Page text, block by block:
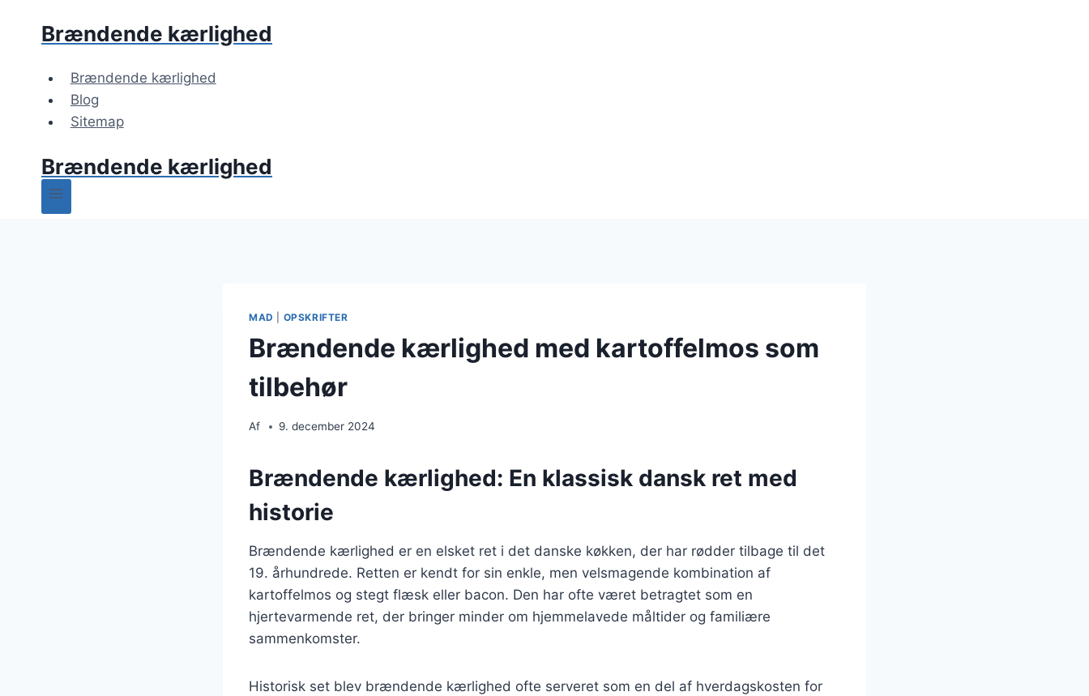
Brændende kærlighed
Brændende kærlighed
Blog
Sitemap
Brændende kærlighed
MAD OPSKRIFTER
Brændende kærlighed med kartoffelmos som
tilbehør
Af 9. december 2024
Brændende kærlighed: En klassisk dansk ret med
historie
Brændende kærlighed er en elsket ret i det danske køkken, der har rødder tilbage til det
19. århundrede. Retten er kendt for sin enkle, men velsmagende kombination af
kartoffelmos og stegt flæsk eller bacon. Den har ofte været betragtet som en
hjertevarmende ret, der bringer minder om hjemmelavede måltider og familiære
sammenkomster.
Historisk set blev brændende kærlighed ofte serveret som en del af hverdagskosten for